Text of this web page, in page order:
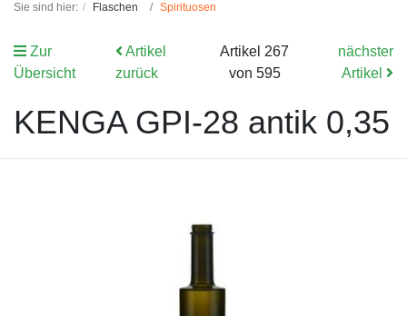
Sie sind hier: Flaschen Spirituosen
Zur
Übersicht
Artikel
zurück
Artikel 267
von 595
nächster
Artikel
KENGA GPI-28 antik 0,35